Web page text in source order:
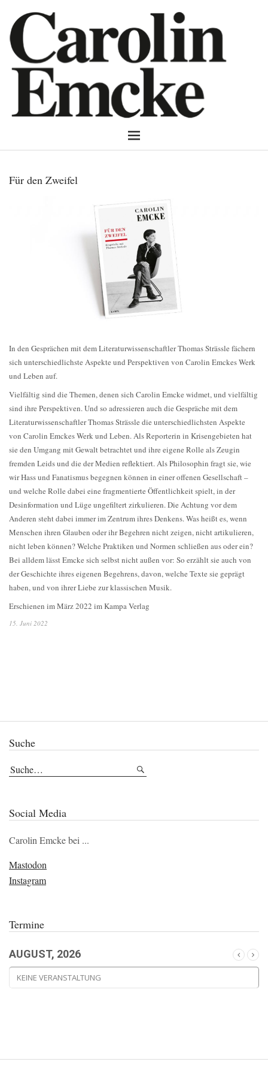
Für den Zweifel
In den Gesprächen mit dem Literaturwissenschaftler Thomas Strässle fächern
sich unterschiedlichste Aspekte und Perspektiven von Carolin Emckes Werk
und Leben auf.
Vielfältig sind die Themen, denen sich Carolin Emcke widmet, und vielfältig
sind ihre Perspektiven. Und so adressieren auch die Gespräche mit dem
Literaturwissenschaftler Thomas Strässle die unterschiedlichsten Aspekte
von Carolin Emckes Werk und Leben. Als Reporterin in Krisengebieten hat
sie den Umgang mit Gewalt betrachtet und ihre eigene Rolle als Zeugin
fremden Leids und die der Medien reflektiert. Als Philosophin fragt sie, wie
wir Hass und Fanatismus begegnen können in einer offenen Gesellschaft –
und welche Rolle dabei eine fragmentierte Öffentlichkeit spielt, in der
Desinformation und Lüge ungefiltert zirkulieren. Die Achtung vor dem
Anderen steht dabei immer im Zentrum ihres Denkens. Was heißt es, wenn
Menschen ihren Glauben oder ihr Begehren nicht zeigen, nicht artikulieren,
nicht leben können? Welche Praktiken und Normen schließen aus oder ein?
Bei alldem lässt Emcke sich selbst nicht außen vor: So erzählt sie auch von
der Geschichte ihres eigenen Begehrens, davon, welche Texte sie geprägt
haben, und von ihrer Liebe zur klassischen Musik.
Erschienen im März 2022 im Kampa Verlag
15. Juni 2022
Suche
Social Media
Carolin Emcke bei ...
Mastodon
Instagram
Termine
AUGUST, 2026
KEINE VERANSTALTUNG